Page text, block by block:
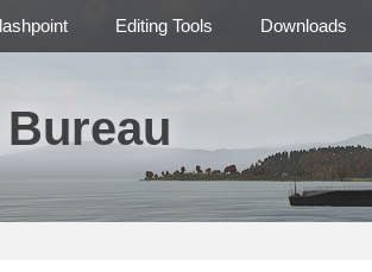
Editing Tools Downloads